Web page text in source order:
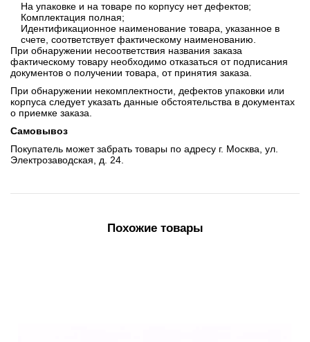
На упаковке и на товаре по корпусу нет дефектов;
Комплектация полная;
Идентификационное наименование товара, указанное в
счете, соответствует фактическому наименованию.
При обнаружении несоответствия названия заказа
фактическому товару необходимо отказаться от подписания
документов о получении товара, от принятия заказа.
При обнаружении некомплектности, дефектов упаковки или
корпуса следует указать данные обстоятельства в документах
о приемке заказа.
Самовывоз
Покупатель может забрать товары по адресу г. Москва, ул.
Электрозаводская, д. 24.
Похожие товары